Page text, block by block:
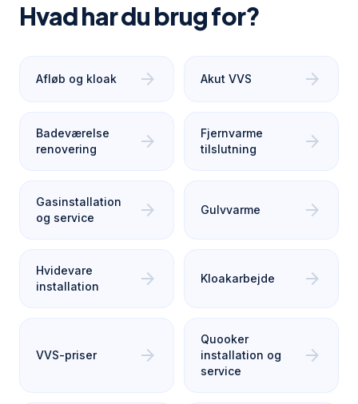
Hvad har du brug for?
Afløb og kloak arrow_forward Akut VVS arrow_forward
Badeværelse
renovering
arrow_forward
Fjernvarme
tilslutning
arrow_forward
Gasinstallation
og service
arrow_forward Gulvvarme arrow_forward
Hvidevare
installation
arrow_forward Kloakarbejde arrow_forward
VVS-priser arrow_forward
Quooker
installation og
service
arrow_forward